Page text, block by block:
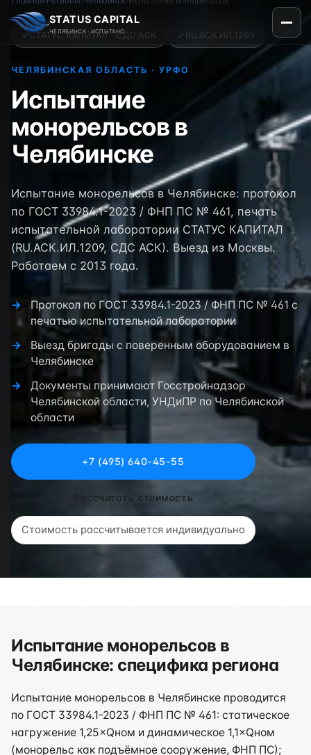
STATUS CAPITAL
ЧЕЛЯБИНСК · ИСПЫТАНО
✓СТАТУС КАПИТАЛ · СДС АСК ✓ RU.АСК.ИЛ.1209
ЧЕЛЯБИНСКАЯ ОБЛАСТЬ · УРФО
Испытание
монорельсов в
Челябинске
Испытание монорельсов в Челябинске: протокол
по ГОСТ 33984.1-2023 / ФНП ПС № 461, печать
испытательной лаборатории СТАТУС КАПИТАЛ
(RU.АСК.ИЛ.1209, СДС АСК). Выезд из Москвы.
Работаем с 2013 года.
Протокол по ГОСТ 33984.1-2023 / ФНП ПС № 461 с
печатью испытательной лаборатории
Выезд бригады с поверенным оборудованием в
Челябинске
Документы принимают Госстройнадзор
Челябинской области, УНДиПР по Челябинской
области
+7 (495) 640-45-55
Рассчитать стоимость
Стоимость рассчитывается индивидуально
Испытание монорельсов в
Челябинске: специфика региона
Испытание монорельсов в Челябинске проводится
по ГОСТ 33984.1-2023 / ФНП ПС № 461: статическое
нагружение 1,25×Qном и динамическое 1,1×Qном
(монорельс как подъёмное сооружение, ФНП ПС);